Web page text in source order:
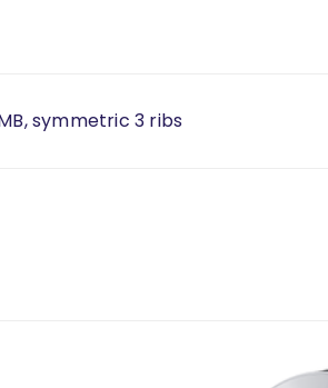
symmetric 3 ribs